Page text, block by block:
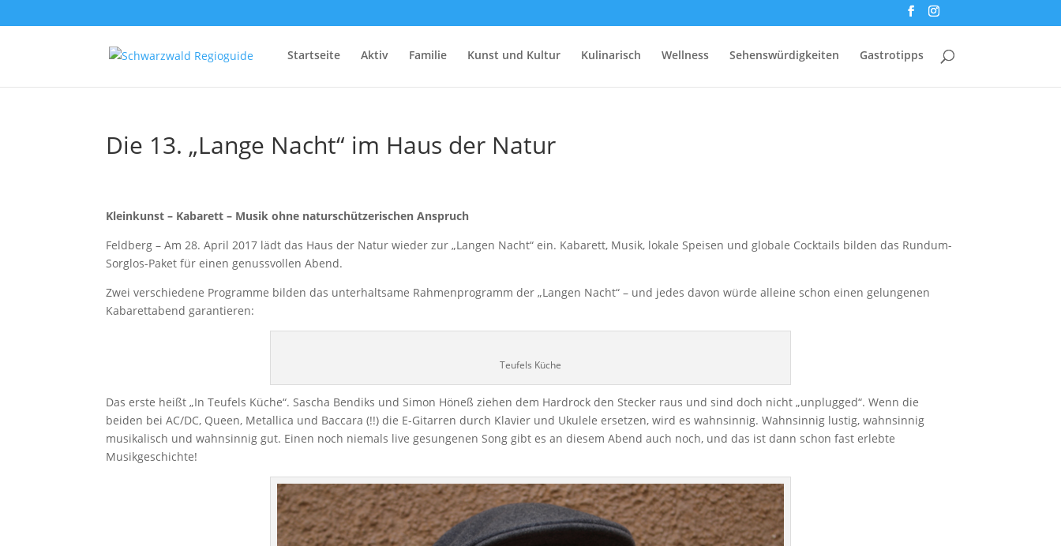
Startseite Aktiv Familie Kunst und Kultur Kulinarisch Wellness Sehenswürdigkeiten Gastrotipps
Die 13. „Lange Nacht“ im Haus der Natur
Kleinkunst – Kabarett – Musik ohne naturschützerischen Anspruch
Feldberg – Am 28. April 2017 lädt das Haus der Natur wieder zur „Langen Nacht“ ein. Kabarett, Musik, lokale Speisen und globale Cocktails bilden das Rundum-
Sorglos-Paket für einen genussvollen Abend.
Zwei verschiedene Programme bilden das unterhaltsame Rahmenprogramm der „Langen Nacht“ – und jedes davon würde alleine schon einen gelungenen
Kabarettabend garantieren:
Teufels Küche
Das erste heißt „In Teufels Küche“. Sascha Bendiks und Simon Höneß ziehen dem Hardrock den Stecker raus und sind doch nicht „unplugged“. Wenn die
beiden bei AC/DC, Queen, Metallica und Baccara (!!) die E-Gitarren durch Klavier und Ukulele ersetzen, wird es wahnsinnig. Wahnsinnig lustig, wahnsinnig
musikalisch und wahnsinnig gut. Einen noch niemals live gesungenen Song gibt es an diesem Abend auch noch, und das ist dann schon fast erlebte
Musikgeschichte!